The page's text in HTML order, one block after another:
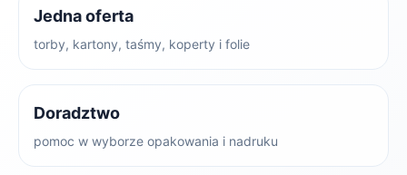
Jedna oferta
torby, kartony, taśmy, koperty i folie
Doradztwo
pomoc w wyborze opakowania i nadruku